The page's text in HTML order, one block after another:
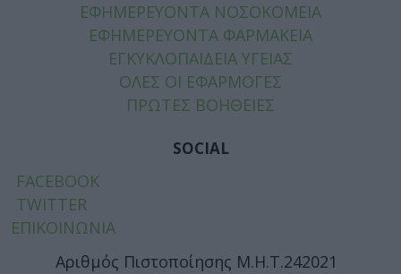
ΕΦΗΜΕΡΕΥΟΝΤΑ ΝΟΣΟΚΟΜΕΙΑ
ΕΦΗΜΕΡΕΥΟΝΤΑ ΦΑΡΜΑΚΕΙΑ
ΕΓΚΥΚΛΟΠΑΙΔΕΙΑ ΥΓΕΙΑΣ
ΟΛΕΣ ΟΙ ΕΦΑΡΜΟΓΕΣ
ΠΡΩΤΕΣ ΒΟΗΘΕΙΕΣ
SOCIAL
FACEBOOK
TWITTER
ΕΠΙΚΟΙΝΩΝΙΑ
Αριθμός Πιστοποίησης Μ.Η.Τ.242021